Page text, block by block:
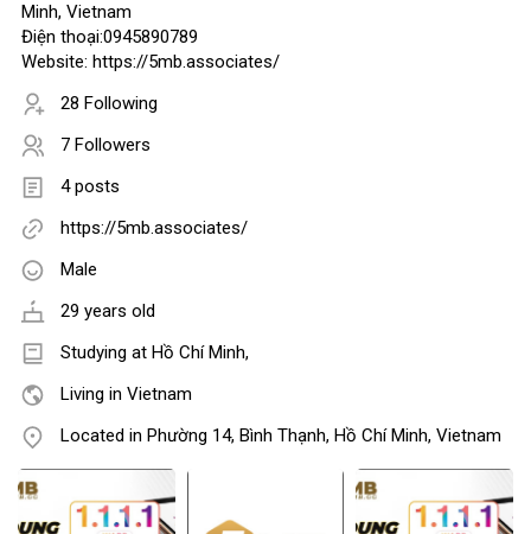
Minh, Vietnam
Điện thoại:0945890789
Website: https://5mb.associates/
28 Following
7 Followers
4 posts
https://5mb.associates/
Male
29 years old
Studying at Hồ Chí Minh,
Living in Vietnam
Located in Phường 14, Bình Thạnh, Hồ Chí Minh, Vietnam